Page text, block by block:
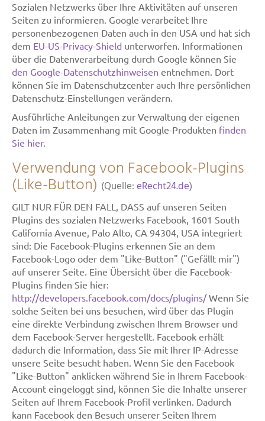
Sozialen Netzwerks über Ihre Aktivitäten auf unseren
Seiten zu informieren. Google verarbeitet Ihre
personenbezogenen Daten auch in den USA und hat sich
dem EU-US-Privacy-Shield unterworfen. Informationen
über die Datenverarbeitung durch Google können Sie
den Google-Datenschutzhinweisen entnehmen. Dort
können Sie im Datenschutzcenter auch Ihre persönlichen
Datenschutz-Einstellungen verändern.
Ausführliche Anleitungen zur Verwaltung der eigenen
Daten im Zusammenhang mit Google-Produkten finden
Sie hier.
Verwendung von Facebook-Plugins
(Like-Button) (Quelle:eRecht24.de)
GILT NUR FÜR DEN FALL, DASS auf unseren Seiten
Plugins des sozialen Netzwerks Facebook, 1601 South
California Avenue, Palo Alto, CA 94304, USA integriert
sind: Die Facebook-Plugins erkennen Sie an dem
Facebook-Logo oder dem "Like-Button" ("Gefällt mir")
auf unserer Seite. Eine Übersicht über die Facebook-
Plugins finden Sie hier:
http://developers.facebook.com/docs/plugins/Wenn Sie
solche Seiten bei uns besuchen, wird über das Plugin
eine direkte Verbindung zwischen Ihrem Browser und
dem Facebook-Server hergestellt. Facebook erhält
dadurch die Information, dass Sie mit Ihrer IP-Adresse
unsere Seite besucht haben. Wenn Sie den Facebook
"Like-Button" anklicken während Sie in Ihrem Facebook-
Account eingeloggt sind, können Sie die Inhalte unserer
Seiten auf Ihrem Facebook-Profil verlinken. Dadurch
kann Facebook den Besuch unserer Seiten Ihrem